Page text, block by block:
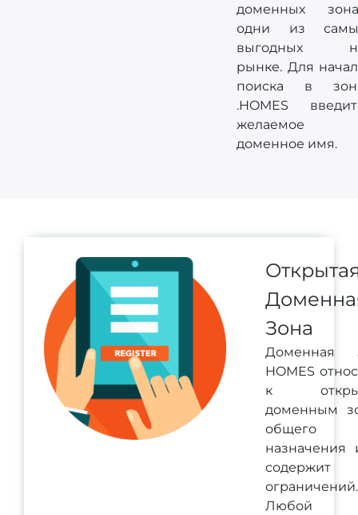
доменных
одни из
выгодных
рынке. Для
поиска в
.HOMES
желаемое
доменное имя.
Зона
Доменная
HOMES
к
доменным
общего
назначения
содержит
ограничений.
Любой